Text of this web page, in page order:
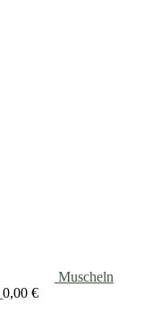
Muscheln
0,00 €